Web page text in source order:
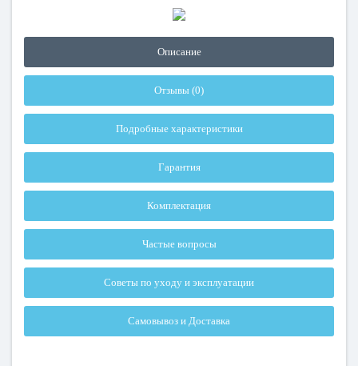
Описание
Отзывы (0)
Подробные характеристики
Гарантия
Комплектация
Частые вопросы
Советы по уходу и эксплуатации
Самовывоз и Доставка